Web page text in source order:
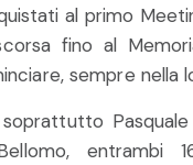
al primo
fino al
sempre nella
soprattutto
entrambi